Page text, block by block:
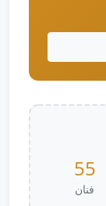
55
فنان